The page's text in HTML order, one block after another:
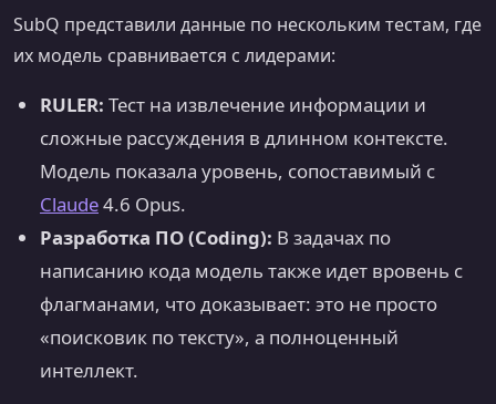
SubQ представили данные по нескольким тестам, где
их модель сравнивается с лидерами:
RULER: Тест на извлечение информации и
сложные рассуждения в длинном контексте.
Модель показала уровень, сопоставимый с
Claude4.6 Opus.
Разработка ПО (Coding): В задачах по
написанию кода модель также идет вровень с
флагманами, что доказывает: это не просто
«поисковик по тексту», а полноценный
интеллект.